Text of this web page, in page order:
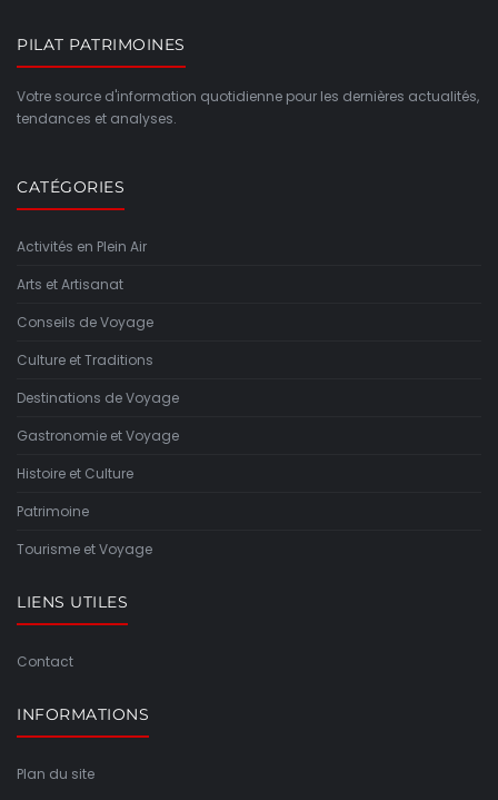
PILAT PATRIMOINES
Votre source d'information quotidienne pour les dernières actualités,
tendances et analyses.
CATÉGORIES
Activités en Plein Air
Arts et Artisanat
Conseils de Voyage
Culture et Traditions
Destinations de Voyage
Gastronomie et Voyage
Histoire et Culture
Patrimoine
Tourisme et Voyage
LIENS UTILES
Contact
INFORMATIONS
Plan du site